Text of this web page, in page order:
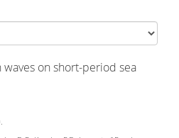
waves on short-period sea